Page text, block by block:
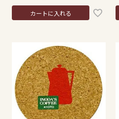
カートに入れる